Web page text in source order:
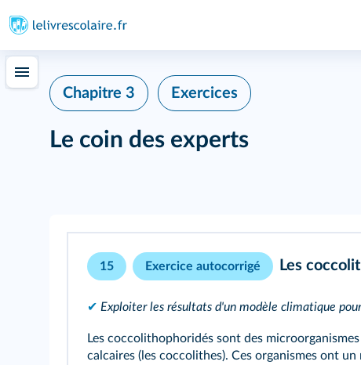
Chapitre 3 Exercices
Le coin des experts
15 Exercice autocorrigé Les
✔ Exploiter les résultats d'un modèle climatique
Les coccolithophoridés sont des
calcaires (les coccolithes). Ces organismes ont